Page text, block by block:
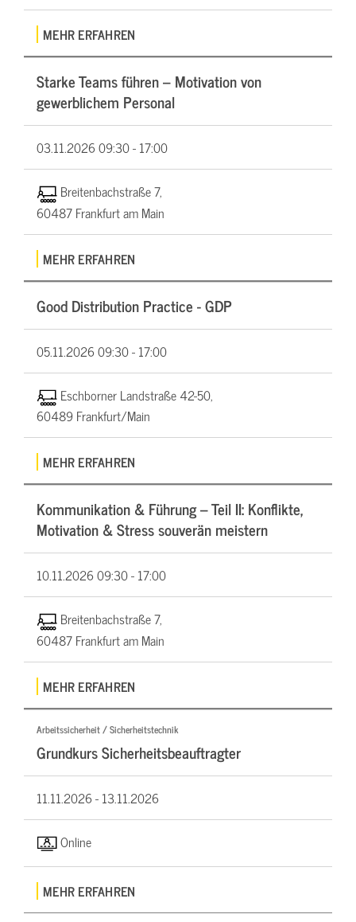
MEHR ERFAHREN
Starke Teams führen – Motivation von
gewerblichem Personal
03.11.202609:30 - 17:00
Breitenbachstraße 7,
60487 Frankfurt am Main
MEHR ERFAHREN
Good Distribution Practice - GDP
05.11.202609:30 - 17:00
Eschborner Landstraße 42-50,
60489 Frankfurt/Main
MEHR ERFAHREN
Kommunikation & Führung – Teil II: Konflikte,
Motivation & Stress souverän meistern
10.11.202609:30 - 17:00
Breitenbachstraße 7,
60487 Frankfurt am Main
MEHR ERFAHREN
Arbeitssicherheit / Sicherheitstechnik
Grundkurs Sicherheitsbeauftragter
11.11.2026 -13.11.2026
Online
MEHR ERFAHREN